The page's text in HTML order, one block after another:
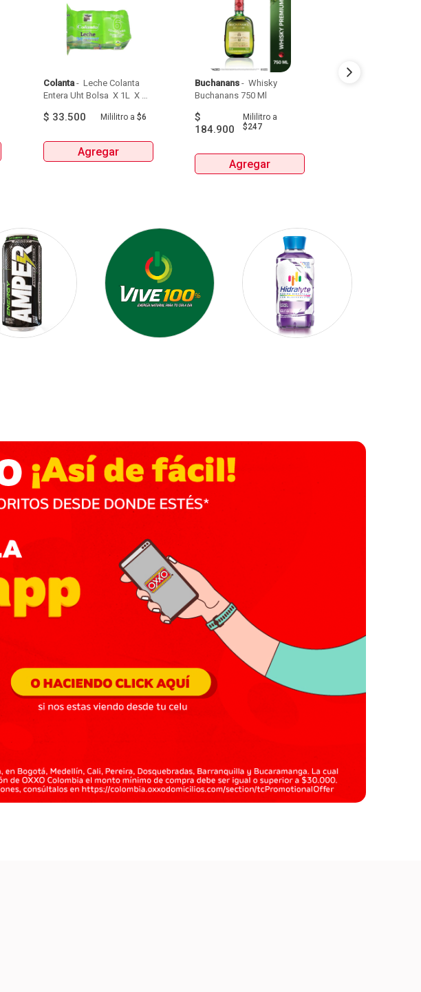
Colanta - Leche Colanta
Entera Uht Bolsa  X 1L  X
$ 33.500 Mililitroa $6
Agregar
Buchanans - Whisky
$
184.900
Mililitro a
$247
Agregar